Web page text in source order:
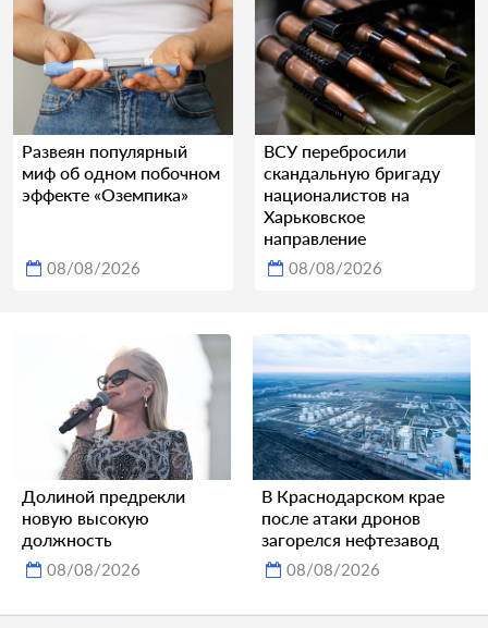
Развеян популярный
миф об одном побочном
эффекте «Оземпика»
08/08/2026
ВСУ перебросили
скандальную бригаду
националистов на
Харьковское
направление
08/08/2026
Долиной предрекли
новую высокую
должность
08/08/2026
В Краснодарском крае
после атаки дронов
загорелся нефтезавод
08/08/2026